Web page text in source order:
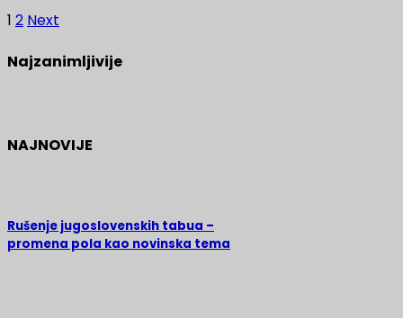
1 2 Next
Najzanimljivije
NAJNOVIJE
Rušenje jugoslovenskih tabua –
promena pola kao novinska tema